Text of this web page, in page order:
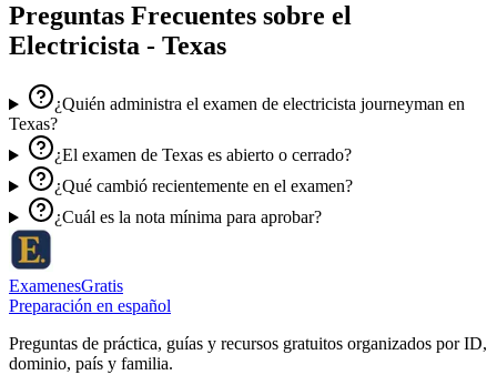
Preguntas Frecuentes sobre el
Electricista - Texas
¿Quién administra el examen de electricista journeyman en
Texas?
¿El examen de Texas es abierto o cerrado?
¿Qué cambió recientemente en el examen?
¿Cuál es la nota mínima para aprobar?
ExamenesGratis
Preparación en español
Preguntas de práctica, guías y recursos gratuitos organizados por ID,
dominio, país y familia.